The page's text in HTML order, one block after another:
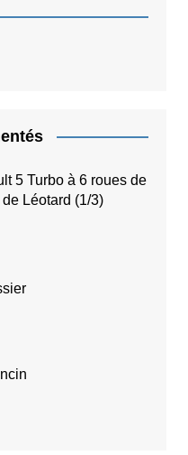
5 Turbo à 6 roues de
Léotard (1/3)